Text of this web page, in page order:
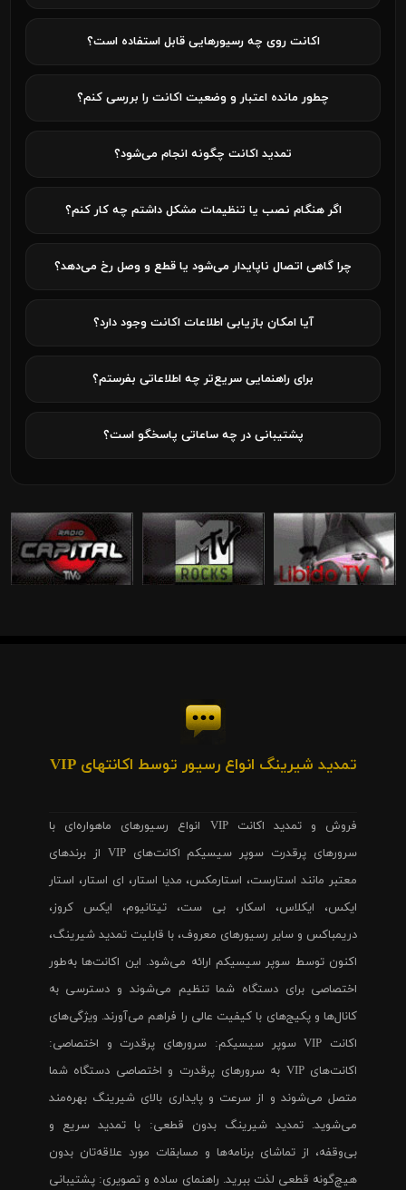
اکانت روی چه رسیورهایی قابل استفاده است؟
چطور مانده اعتبار و وضعیت اکانت را بررسی کنم؟
تمدید اکانت چگونه انجام می‌شود؟
اگر هنگام نصب یا تنظیمات مشکل داشتم چه کار کنم؟
چرا گاهی اتصال ناپایدار می‌شود یا قطع و وصل رخ می‌دهد؟
آیا امکان بازیابی اطلاعات اکانت وجود دارد؟
برای راهنمایی سریع‌تر چه اطلاعاتی بفرستم؟
پشتیبانی در چه ساعاتی پاسخگو است؟
تمدید شیرینگ انواع رسیور توسط اکانتهای VIP
فروش و تمدید اکانت VIP انواع رسیورهای ماهواره‌ای با
سرورهای پرقدرت سوپر سیسیکم اکانت‌های VIP از برندهای
معتبر مانند استارست، استارمکس، مدیا استار، ای استار، استار
ایکس، ایکلاس، اسکار، بی ست، تیتانیوم، ایکس کروز،
دریمباکس و سایر رسیورهای معروف، با قابلیت تمدید شیرینگ،
اکنون توسط سوپر سیسیکم ارائه می‌شود. این اکانت‌ها به‌طور
اختصاصی برای دستگاه شما تنظیم می‌شوند و دسترسی به
کانال‌ها و پکیج‌های با کیفیت عالی را فراهم می‌آورند. ویژگی‌های
اکانت VIP سوپر سیسیکم: سرورهای پرقدرت و اختصاصی:
اکانت‌های VIP به سرورهای پرقدرت و اختصاصی دستگاه شما
متصل می‌شوند و از سرعت و پایداری بالای شیرینگ بهره‌مند
می‌شوید. تمدید شیرینگ بدون قطعی: با تمدید سریع و
بی‌وقفه، از تماشای برنامه‌ها و مسابقات مورد علاقه‌تان بدون
هیچ‌گونه قطعی لذت ببرید. راهنمای ساده و تصویری: پشتیبانی